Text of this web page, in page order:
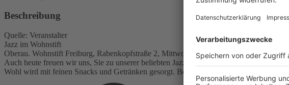
Beschreibung
Quelle: Veranstalter
Jazz im Wohnstift
Oberau. Wohnstift Freiburg, Rabenkopfstraße 2, Mittwoch, 13. August, 18:00 Uhr
Auch heute freuen wir uns, Sie zu unserer beliebten Jazzveranstaltung auf dem
Wohl wird mit feinen Snacks und Getränken gesorgt. Bei unbeständigem Wetter findet